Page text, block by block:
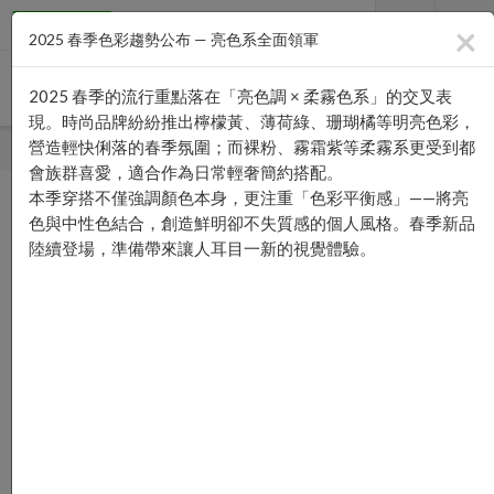
首頁 —› 最新消息
最新消息
2025 春季色彩趨勢公布 — 亮色系全面領軍 ×
2025 春季的流行重點落在「亮色調 × 柔霧色系」的交叉表
現。時尚品牌紛紛推出檸檬黃、薄荷綠、珊瑚橘等明亮色彩，
營造輕快俐落的春季氛圍；而裸粉、霧霜紫等柔霧系更受到都
會族群喜愛，適合作為日常輕奢簡約搭配。
本季穿搭不僅強調顏色本身，更注重「色彩平衡感」——將亮
色與中性色結合，創造鮮明卻不失質感的個人風格。春季新品
陸續登場，準備帶來讓人耳目一新的視覺體驗。